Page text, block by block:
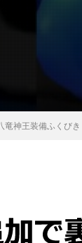
神王装備ふくびき